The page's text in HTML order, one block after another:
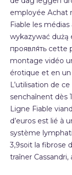
employée Achat
Fiable les
wykazywać dużą
проявля́ть cette
montage vidéo
érotique et en un
L’utilisation de
senchaînent dès
Ligne Fiable
d’euros est lié à
système
3,9soit la fibrose
traîner